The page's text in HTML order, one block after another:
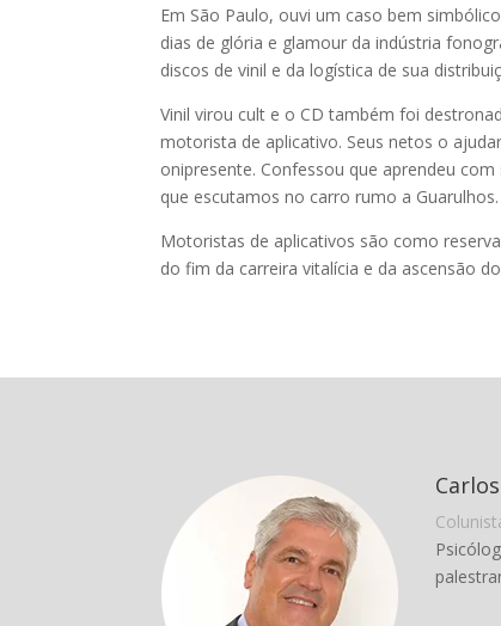
Em São Paulo, ouvi um caso bem
dias de glória e glamour da indústria
discos de vinil e da logística de sua
Vinil virou cult e o CD também foi
motorista de aplicativo. Seus netos o
onipresente. Confessou que aprendeu
que escutamos no carro rumo a
Motoristas de aplicativos são como
do fim da carreira vitalícia e da ascensão